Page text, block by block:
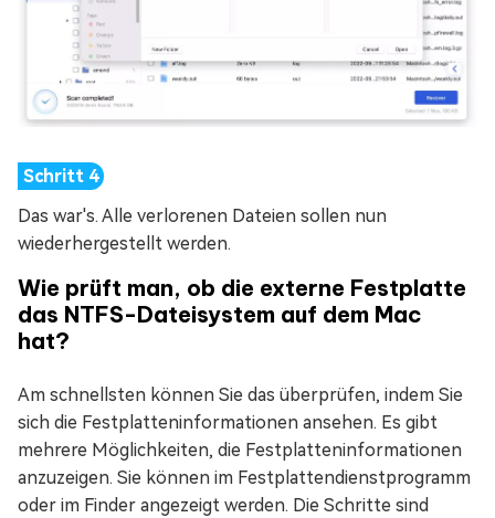
Das war's. Alle verlorenen Dateien sollen nun
wiederhergestellt werden.
Wie prüft man, ob die externe Festplatte
das NTFS-Dateisystem auf dem Mac
hat?
Am schnellsten können Sie das überprüfen, indem Sie
sich die Festplatteninformationen ansehen. Es gibt
mehrere Möglichkeiten, die Festplatteninformationen
anzuzeigen. Sie können im Festplattendienstprogramm
oder im Finder angezeigt werden. Die Schritte sind